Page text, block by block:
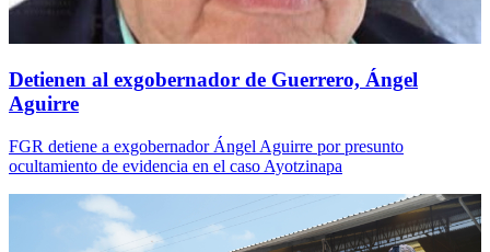
Detienen al exgobernador de Guerrero, Ángel
Aguirre
FGR detiene a exgobernador Ángel Aguirre por presunto
ocultamiento de evidencia en el caso Ayotzinapa